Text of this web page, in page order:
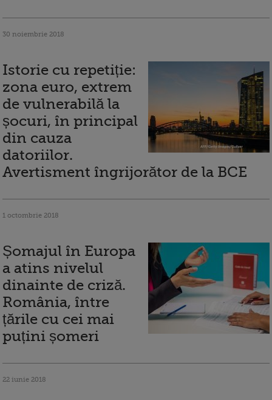
30 noiembrie 2018
Istorie cu repetiție:
zona euro, extrem
de vulnerabilă la
șocuri, în principal
din cauza
datoriilor.
Avertisment îngrijorător de la BCE
1 octombrie 2018
Șomajul în Europa
a atins nivelul
dinainte de criză.
România, între
țările cu cei mai
puțini șomeri
22 iunie 2018